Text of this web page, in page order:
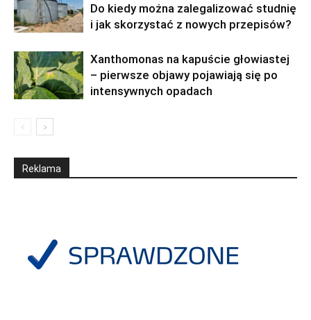
Do kiedy można zalegalizować studnię
i jak skorzystać z nowych przepisów?
Xanthomonas na kapuście głowiastej
– pierwsze objawy pojawiają się po
intensywnych opadach
Reklama